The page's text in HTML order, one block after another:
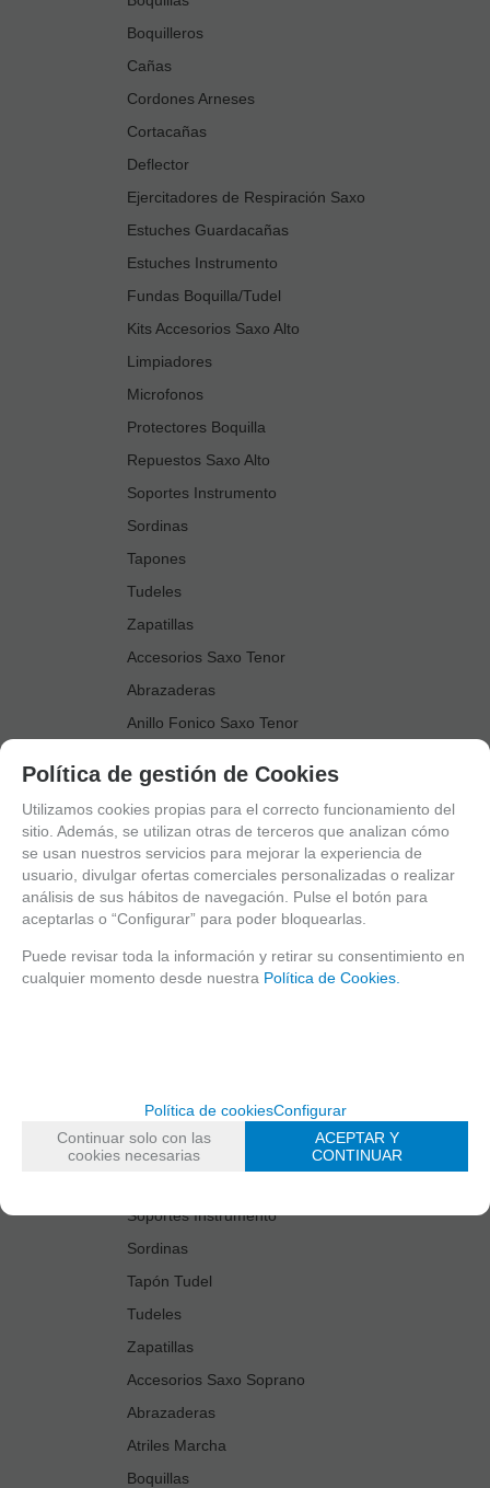
Boquilleros
Cañas
Cordones Arneses
Cortacañas
Deflector
Ejercitadores de Respiración Saxo
Estuches Guardacañas
Estuches Instrumento
Fundas Boquilla/Tudel
Kits Accesorios Saxo Alto
Limpiadores
Microfonos
Protectores Boquilla
Repuestos Saxo Alto
Soportes Instrumento
Sordinas
Tapones
Tudeles
Zapatillas
Accesorios Saxo Tenor
Abrazaderas
Anillo Fonico Saxo Tenor
Boquillas
Boquilleros
Cañas
Cortacañas
Deflector Saxo Tenor
Estuches Guardacañas
Limpiadores
Protectores Boquilla
Soportes Instrumento
Sordinas
Tapón Tudel
Tudeles
Zapatillas
Accesorios Saxo Soprano
Abrazaderas
Atriles Marcha
Boquillas
Política de gestión de Cookies
Utilizamos cookies propias para el correcto funcionamiento del
sitio. Además, se utilizan otras de terceros que analizan cómo
se usan nuestros servicios para mejorar la experiencia de
usuario, divulgar ofertas comerciales personalizadas o realizar
análisis de sus hábitos de navegación. Pulse el botón para
aceptarlas o “Configurar” para poder bloquearlas.
Puede revisar toda la información y retirar su consentimiento en
cualquier momento desde nuestra Política de Cookies.
Política de cookiesConfigurar
Continuar solo con las
cookies necesarias
ACEPTAR Y
CONTINUAR